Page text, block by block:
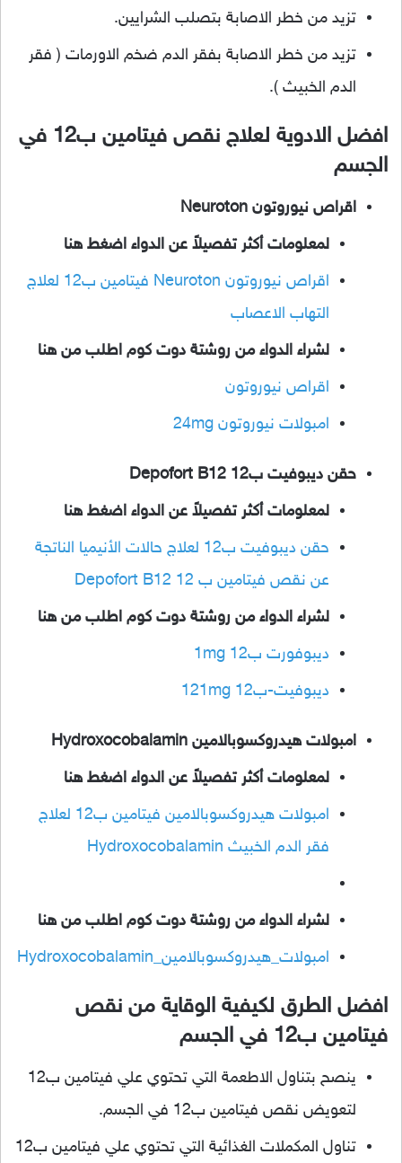
تزيد من خطر الاصابة بتصلب الشرايين.
تزيد من خطر الاصابة بفقر الدم ضخم الاورمات ( فقر
الدم الخبيث ).
افضل الادوية لعلاج نقص فيتامين ب12 في
الجسم
اقراص نيوروتون Neuroton
لمعلومات أكثر تفصيلاً عن الدواء اضغط هنا
اقراص نيوروتون Neuroton فيتامين ب12 لعلاج
التهاب الاعصاب
لشراء الدواء من روشتة دوت كوم اطلب من هنا
اقراص نيوروتون
امبولات نيوروتون 24mg
حقن ديبوفيت ب12 Depofort B12
لمعلومات أكثر تفصيلاً عن الدواء اضغط هنا
حقن ديبوفيت ب12 لعلاج حالات الأنيميا الناتجة
عن نقص فيتامين ب 12 Depofort B12
لشراء الدواء من روشتة دوت كوم اطلب من هنا
ديبوفورت ب12 1mg
ديبوفيت-ب12 121mg
امبولات هيدروكسوبالامين Hydroxocobalamin
لمعلومات أكثر تفصيلاً عن الدواء اضغط هنا
امبولات هيدروكسوبالامين فيتامين ب12 لعلاج
فقر الدم الخبيث Hydroxocobalamin
لشراء الدواء من روشتة دوت كوم اطلب من هنا
امبولات_هيدروكسوبالامين_Hydroxocobalamin
افضل الطرق لكيفية الوقاية من نقص
فيتامين ب12 في الجسم
ينصح بتناول الاطعمة التي تحتوي علي فيتامين ب12
لتعويض نقص فيتامين ب12 في الجسم.
تناول المكملات الغذائية التي تحتوي علي فيتامين ب12